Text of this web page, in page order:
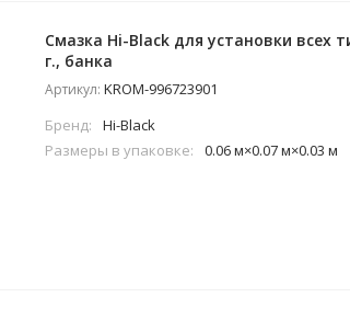
Смазка Hi-Black для установки всех
г., банка
Артикул: KROM-996723901
Бренд:
Hi-Black
Размеры в упаковке:
0.06 м×0.07 м×0.03 м